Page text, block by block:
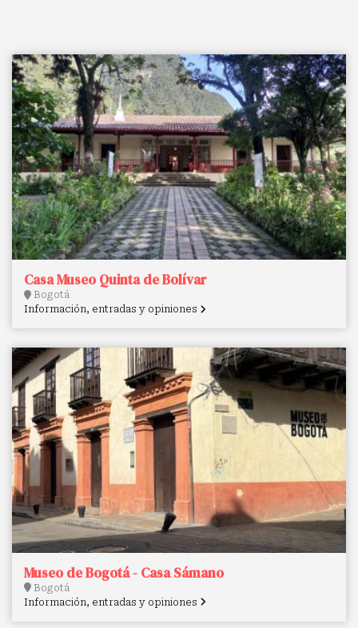
Casa Museo Quinta de Bolívar
Bogotá
Información, entradas y opiniones
Museo de Bogotá - Casa Sámano
Bogotá
Información, entradas y opiniones